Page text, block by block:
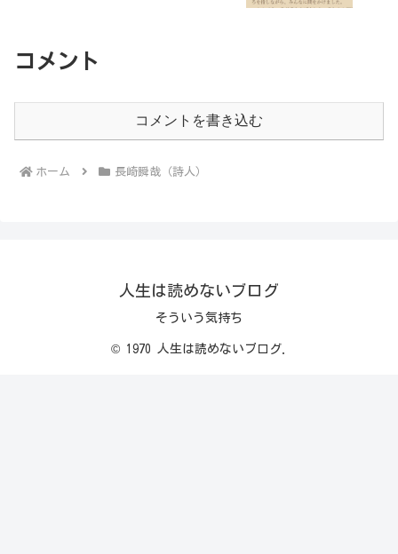
コメント
コメントを書き込む
ホーム 長崎瞬哉（詩人）
人生は読めないブログ
そういう気持ち
© 1970 人生は読めないブログ.